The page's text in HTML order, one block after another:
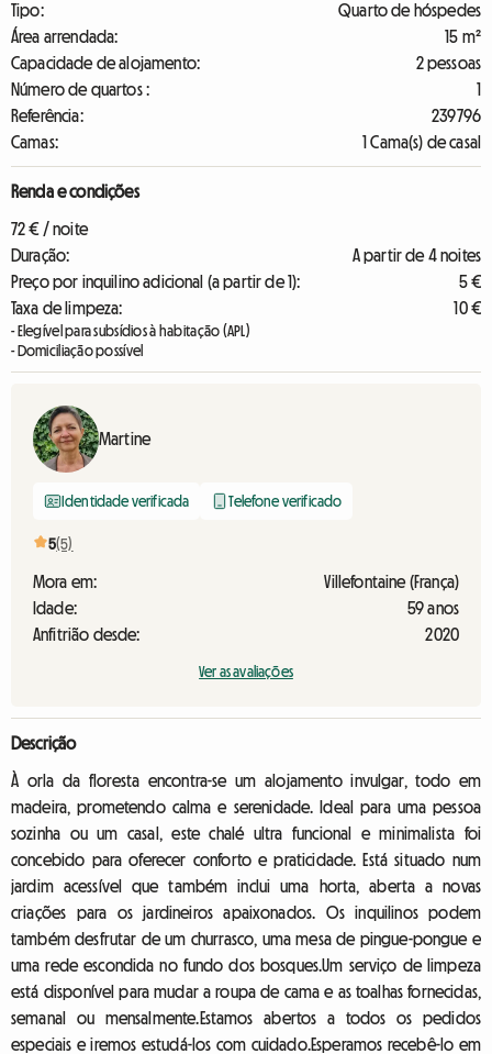
Tipo:
Quarto de hóspedes
Área arrendada:
15 m²
Capacidade de alojamento:
2 pessoas
Número de quartos :
1
Referência:
239796
Camas:
1 Cama(s) de casal
Renda e condições
72 € / noite
Duração:
A partir de 4 noites
Preço por inquilino adicional (a partir de 1):
5 €
Taxa de limpeza:
10 €
- Elegível para subsídios à habitação (APL)
- Domiciliação possível
Martine
Identidade verificada Telefone verificado
5(5)
Mora em:
Villefontaine (França)
Idade:
59 anos
Anfitrião desde:
2020
Ver as avaliações
Descrição
À orla da floresta encontra-se um alojamento invulgar, todo em
madeira, prometendo calma e serenidade. Ideal para uma pessoa
sozinha ou um casal, este chalé ultra funcional e minimalista foi
concebido para oferecer conforto e praticidade. Está situado num
jardim acessível que também inclui uma horta, aberta a novas
criações para os jardineiros apaixonados. Os inquilinos podem
também desfrutar de um churrasco, uma mesa de pingue-pongue e
uma rede escondida no fundo dos bosques.Um serviço de limpeza
está disponível para mudar a roupa de cama e as toalhas fornecidas,
semanal ou mensalmente.Estamos abertos a todos os pedidos
especiais e iremos estudá-los com cuidado.Esperamos recebê-lo em